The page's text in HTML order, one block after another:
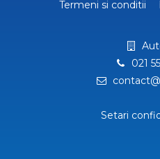
Termeni si conditii
021
Setari